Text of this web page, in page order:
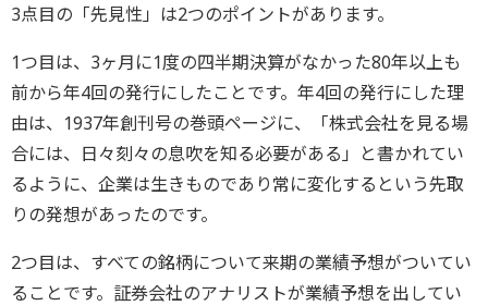
3点目の「先見性」は2つのポイントがあります。
1つ目は、3ヶ月に1度の四半期決算がなかった80年以上も
前から年4回の発行にしたことです。年4回の発行にした理
由は、1937年創刊号の巻頭ページに、「株式会社を見る場
合には、日々刻々の息吹を知る必要がある」と書かれてい
るように、企業は生きものであり常に変化するという先取
りの発想があったのです。
2つ目は、すべての銘柄について来期の業績予想がついてい
ることです。証券会社のアナリストが業績予想を出してい